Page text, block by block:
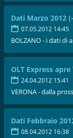
Dati Marzo 2012
07.05.2012 14:45
BOLZANO - i dati di
OLT Express
24.04.2012 15:41
VERONA - dalla
Dati Febbraio
08.04.2012 16:38